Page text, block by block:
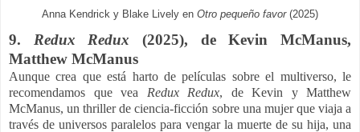
Anna Kendrick y Blake Lively en Otro pequeño favor (2025)
9. Redux Redux (2025), deKevin McManus,
Matthew McManus
Aunque crea que está harto de películas sobre el multiverso, le
recomendamos que vea Redux Redux, de Kevin y Matthew
McManus, un thriller de ciencia-ficción sobre una mujer que viaja a
través de universos paralelos para vengar la muerte de su hija, una